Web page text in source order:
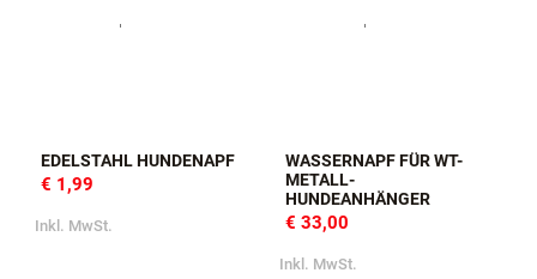
EDELSTAHL HUNDENAPF
€ 1,99
Inkl. MwSt.
WASSERNAPF FÜR WT-
METALL-
HUNDEANHÄNGER
€ 33,00
Inkl. MwSt.